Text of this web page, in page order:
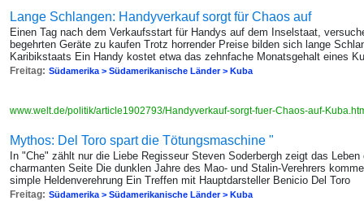
Lange Schlangen: Handyverkauf sorgt für Chaos auf
Einen Tag nach dem Verkaufsstart für Handys auf dem Inselstaat,
begehrten Geräte zu kaufen Trotz horrender Preise bilden sich lange
Karibikstaats Ein Handy kostet etwa das zehnfache Monatsgehalt eines
Freitag: Südamerika > Südamerikanische Länder > Kuba
www.welt.de/politik/article1902793/Handyverkauf-sorgt-fuer-Chaos-auf-
Mythos: Del Toro spart die Tötungsmaschine "
In "Che" zählt nur die Liebe Regisseur Steven Soderbergh zeigt das
charmanten Seite Die dunklen Jahre des Mao- und Stalin-Verehrers
simple Heldenverehrung Ein Treffen mit Hauptdarsteller Benicio Del Toro
Freitag: Südamerika > Südamerikanische Länder > Kuba